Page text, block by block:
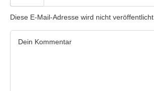
Diese E-Mail-Adresse wird nicht veröffentlicht